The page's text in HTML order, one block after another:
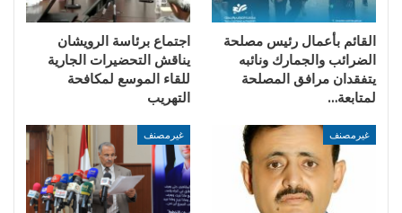
القائم بأعمال رئيس مصلحة
الضرائب والجمارك ونائبه
يتفقدان مرافق المصلحة
لمتابعة…
اجتماع برئاسة الرويشان
يناقش التحضيرات الجارية
للقاء الموسع لمكافحة
التهريب
غيرمصنف غيرمصنف